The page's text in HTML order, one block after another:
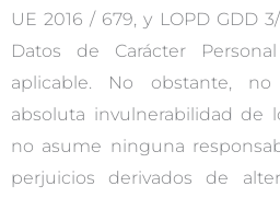
UE 2016 / 679, y LOPD GDD
Datos de Carácter
aplicable. No obstante,
absoluta invulnerabilidad de
no asume ninguna
perjuicios derivados de